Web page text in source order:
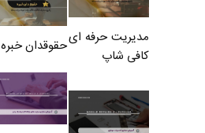
مدیریت حرفه ای
کافی شاپ
حقوقدان خبره